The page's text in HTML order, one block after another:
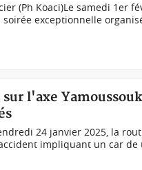
(Ph Koaci)Le samedi 1er
exceptionnelle
l'axe
24 janvier 2025, la
impliquant un car